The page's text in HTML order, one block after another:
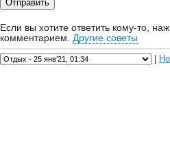
Если вы хотите ответить кому-то,
комментарием. Другие советы